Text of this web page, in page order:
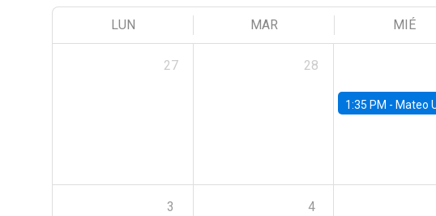
LUN MAR MIÉ
27 28
1:35 PM - Mateo Uribe-Castro, Universidad de
3 4